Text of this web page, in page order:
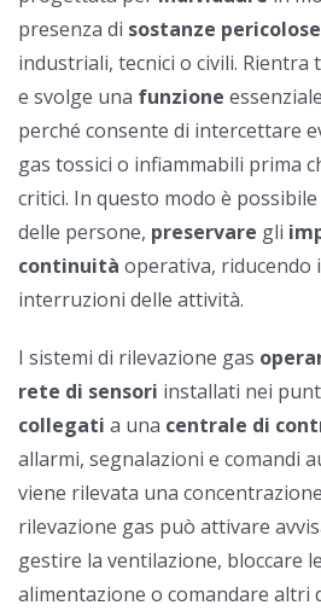
presenza di sostanze pericolose
industriali, tecnici o civili. Rientra
e svolge una funzione
perché consente di intercettare
gas tossici o infiammabili prima
critici. In questo modo è possibile
delle persone, preservare gli
continuità operativa, riducendo
interruzioni delle attività.
I sistemi di rilevazione gas
rete di sensori installati nei
collegati a una centrale di
allarmi, segnalazioni e comandi
viene rilevata una
rilevazione gas può attivare
gestire la ventilazione, bloccare
alimentazione o comandare altri